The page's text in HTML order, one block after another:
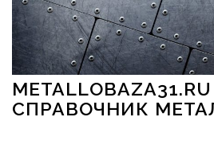
Перейти к содержимому
СПРАВОЧНИК